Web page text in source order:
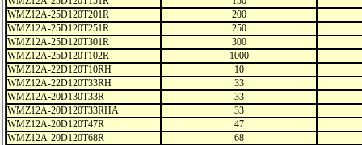
WMZ12A-25D120T201R
200
WMZ12A-25D120T251R
250
WMZ12A-25D120T301R
300
WMZ12A-25D120T102R
1000
WMZ12A-22D120T10RH
10
WMZ12A-22D120T33RH
33
WMZ12A-20D130T33R
33
WMZ12A-20D120T33RHA
33
WMZ12A-20D120T47R
47
WMZ12A-20D120T68R
68